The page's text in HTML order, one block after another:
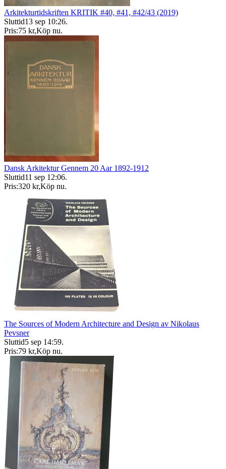
Arkitekturtidskriften KRITIK #40, #41, #42/43 (2019)
Sluttid13 sep 10:26.
Pris:75 kr,Köp nu.
Dansk Arkitektur Gennem 20 Aar 1892-1912
Sluttid11 sep 12:06.
Pris:320 kr,Köp nu.
The Sources of Modern Architecture and Design av Nikolaus
Pevsner
Sluttid5 sep 14:59.
Pris:79 kr,Köp nu.